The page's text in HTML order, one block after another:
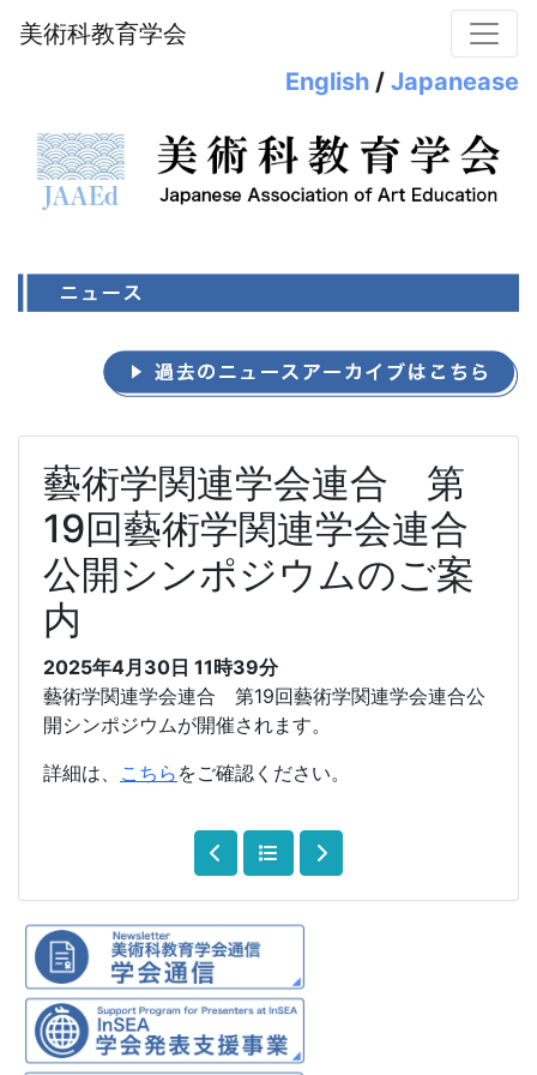
美術科教育学会
English / Japanease
藝術学関連学会連合 第
19回藝術学関連学会連合
公開シンポジウムのご案
内
2025年4月30日 11時39分
藝術学関連学会連合 第19回藝術学関連学会連合公
開シンポジウムが開催されます。
詳細は、 こちら をご確認ください。